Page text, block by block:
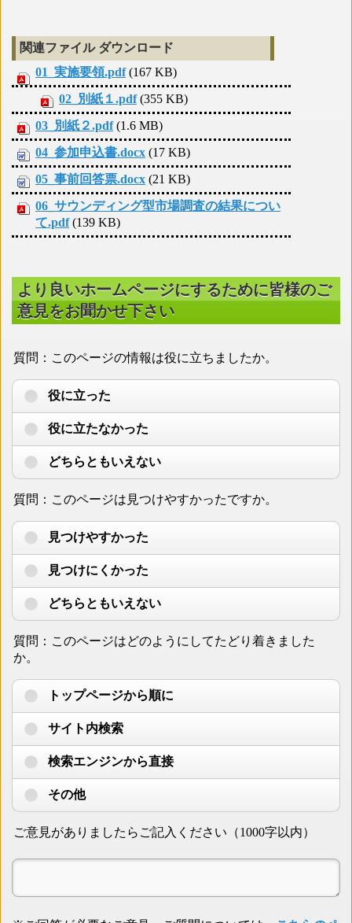
関連ファイル ダウンロード
01_実施要領.pdf(167 KB)
02_別紙１.pdf(355 KB)
03_別紙２.pdf(1.6 MB)
04_参加申込書.docx (17 KB)
05_事前回答票.docx (21 KB)
06_サウンディング型市場調査の結果につい
て.pdf(139 KB)
より良いホームページにするために皆様のご
意見をお聞かせ下さい
質問：このページの情報は役に立ちましたか。
役に立った
役に立たなかった
どちらともいえない
質問：このページは見つけやすかったですか。
見つけやすかった
見つけにくかった
どちらともいえない
質問：このページはどのようにしてたどり着きました
か。
トップページから順に
サイト内検索
検索エンジンから直接
その他
ご意見がありましたらご記入ください（1000字以内）